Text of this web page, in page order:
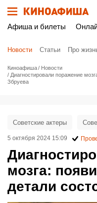
Афиша и билеты
Новости Статьи Про
Киноафиша
Новости
Диагностировали поражение
Збруева
мозга:
детали
Советские актеры
5 октября 2024 15:09